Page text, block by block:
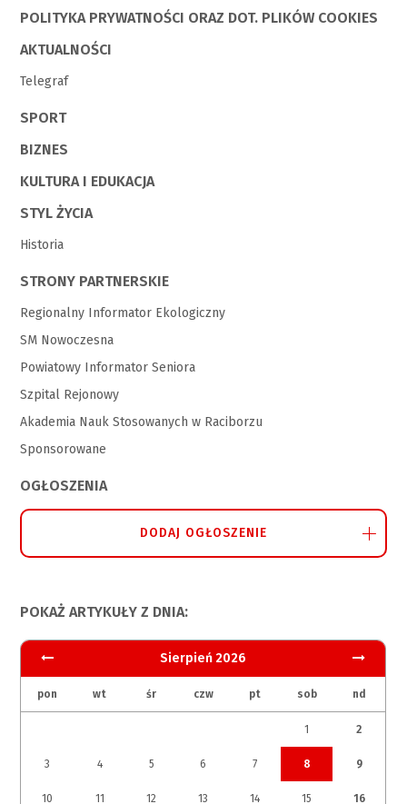
POLITYKA PRYWATNOŚCI ORAZ DOT. PLIKÓW COOKIES
AKTUALNOŚCI
Telegraf
SPORT
BIZNES
KULTURA I EDUKACJA
STYL ŻYCIA
Historia
STRONY PARTNERSKIE
Regionalny Informator Ekologiczny
SM Nowoczesna
Powiatowy Informator Seniora
Szpital Rejonowy
Akademia Nauk Stosowanych w Raciborzu
Sponsorowane
OGŁOSZENIA
DODAJ OGŁOSZENIE
POKAŻ ARTYKUŁY Z DNIA:
Sierpień 2026
pon wt śr czw pt sob nd
1 2
3 4 5 6 7 8 9
10 11 12 13 14 15 16